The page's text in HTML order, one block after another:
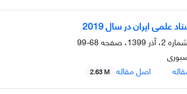
علمی ایران در سال 2019
68-99
اصل مقاله 2.63 M